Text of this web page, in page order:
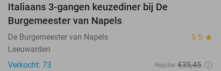
Italiaans 3-gangen keuzediner bij De
Burgemeester van Napels
De Burgemeester van Napels 9.5 star
Leeuwarden
Verkocht: 73
Regulier €35,45